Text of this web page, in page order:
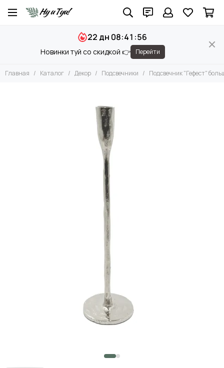
Декор
Вазы и Вазоны
Подсвечники
Новинки туй со скидкой 👉
22 дн 08:41:56
Перейти
Главная Каталог Декор Подсвечники Подсвечник "Гефест"